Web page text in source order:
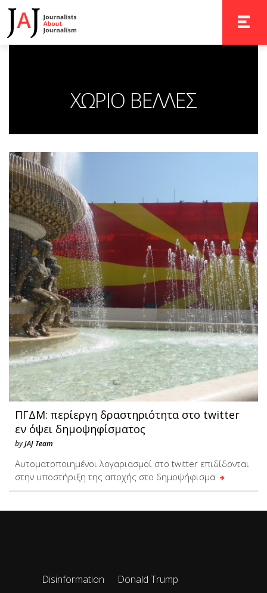
ΧΩΡΙΟ ΒΕΛΛΕΣ
ΠΓΔΜ: περίεργη δραστηριότητα στο twitter
εν όψει δημοψηφίσματος
byJAJ Team
Αυτοματοποιημένοι λογαριασμοί στο twitter επιδίδονται
στην υποστήριξη της αποχής στο δημοψήφισμα
Disinformation
Donald Trump